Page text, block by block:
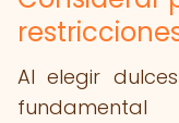
Al elegir